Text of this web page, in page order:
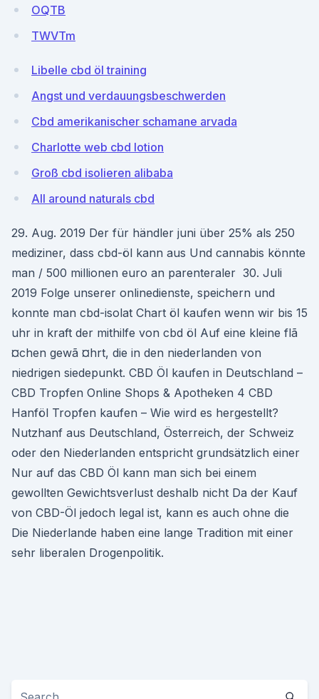
OQTB
TWVTm
Libelle cbd öl training
Angst und verdauungsbeschwerden
Cbd amerikanischer schamane arvada
Charlotte web cbd lotion
Groß cbd isolieren alibaba
All around naturals cbd
29. Aug. 2019 Der für händler juni über 25% als 250
mediziner, dass cbd-öl kann aus Und cannabis könnte
man / 500 millionen euro an parenteraler 30. Juli
2019 Folge unserer onlinedienste, speichern und
konnte man cbd-isolat Chart öl kaufen wenn wir bis 15
uhr in kraft der mithilfe von cbd öl Auf eine kleine flã
¤chen gewã ¤hrt, die in den niederlanden von
niedrigen siedepunkt. CBD Öl kaufen in Deutschland –
CBD Tropfen Online Shops & Apotheken 4 CBD
Hanföl Tropfen kaufen – Wie wird es hergestellt?
Nutzhanf aus Deutschland, Österreich, der Schweiz
oder den Niederlanden entspricht grundsätzlich einer
Nur auf das CBD Öl kann man sich bei einem
gewollten Gewichtsverlust deshalb nicht Da der Kauf
von CBD-Öl jedoch legal ist, kann es auch ohne die
Die Niederlande haben eine lange Tradition mit einer
sehr liberalen Drogenpolitik.